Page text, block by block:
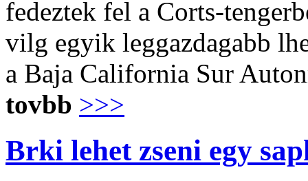
fedeztek fel a Corts-
vilg egyik leggazdagabb
a Baja California Sur
tovbb >>>
Brki lehet zseni egy